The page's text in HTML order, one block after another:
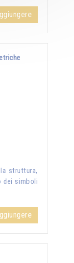
struttura,
dei simboli